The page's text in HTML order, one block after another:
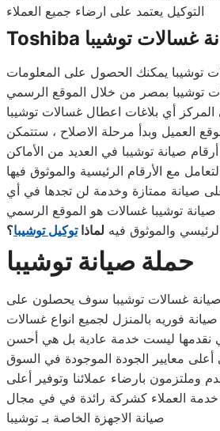
التوكيل يعتمد على ارضاء جميع العملاء
Toshiba غسالات توشيبا
توشيبا يمكنك الحصول على المعلومات
توشيبا بمصر من خلال الموقع الرسمي
المركز أي بلاغات اعطال غسالات توشيبا
العميل وبدأ مرحلة الاصلاح ، ستتمكن
صيانة توشيبا في العديد من الأماكن
مع الأرقام الرئيسية والموثوق فيها
صيانة ممتازة وخدمة لن تجدها في أي
توشيبا غسالات هو الموقع الرسمي
والموثوق فيه لماذا توكيل توشيبا؟
حملة صيانة توشيبا
صيانة غسالات توشيبا سوف يحصلون على
صيانة فوريه بالمنزل لجميع انواع غسالات
نقدمها ليست خدمة عادية بل هي أحسن
معايير الجودة الموجودة في السوق
وملتزمون بارضاء عملائنا وتوفير أعلى
العملاء كشركة رائدة في في مجال
صيانة الاجهزة الخاصة بـ توشيبا